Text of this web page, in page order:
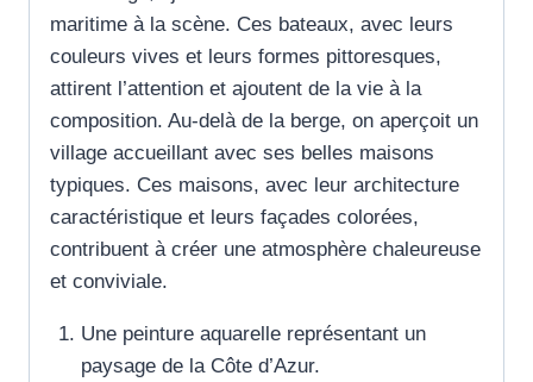
maritime à la scène. Ces bateaux, avec leurs
couleurs vives et leurs formes pittoresques,
attirent l’attention et ajoutent de la vie à la
composition. Au-delà de la berge, on aperçoit un
village accueillant avec ses belles maisons
typiques. Ces maisons, avec leur architecture
caractéristique et leurs façades colorées,
contribuent à créer une atmosphère chaleureuse
et conviviale.
Une peinture aquarelle représentant un
paysage de la Côte d’Azur.